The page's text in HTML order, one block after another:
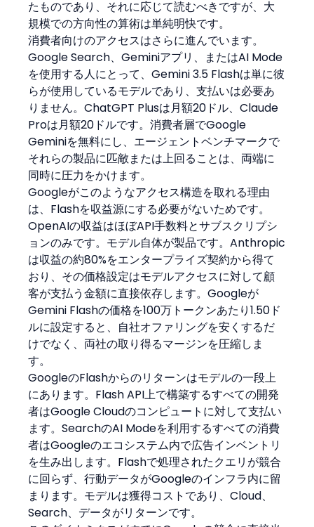
たものであり、それに応じて読むべきですが、大
規模での方向性の算術は単純明快です。
消費者向けのアクセスはさらに進んでいます。
Google Search、Geminiアプリ、またはAI Mode
を使用する人にとって、Gemini 3.5 Flashは単に彼
らが使用しているモデルであり、支払いは必要あ
りません。ChatGPT Plusは月額20ドル、Claude
Proは月額20ドルです。消費者層でGoogle
Geminiを無料にし、エージェントベンチマークで
それらの製品に匹敵または上回ることは、両端に
同時に圧力をかけます。
Googleがこのようなアクセス構造を取れる理由
は、Flashを収益源にする必要がないためです。
OpenAIの収益はほぼAPI手数料とサブスクリプシ
ョンのみです。モデル自体が製品です。Anthropic
は収益の約80%をエンタープライズ契約から得て
おり、その価格設定はモデルアクセスに対して顧
客が支払う金額に直接依存します。Googleが
Gemini Flashの価格を100万トークンあたり1.50ド
ルに設定すると、自社オファリングを安くするだ
けでなく、両社の取り得るマージンを圧縮しま
す。
GoogleのFlashからのリターンはモデルの一段上
にあります。Flash API上で構築するすべての開発
者はGoogle Cloudのコンピュートに対して支払い
ます。SearchのAI Modeを利用するすべての消費
者はGoogleのエコシステム内で広告インベントリ
を生み出します。Flashで処理されたクエリが競合
に回らず、行動データがGoogleのインフラ内に留
まります。モデルは獲得コストであり、Cloud、
Search、データがリターンです。